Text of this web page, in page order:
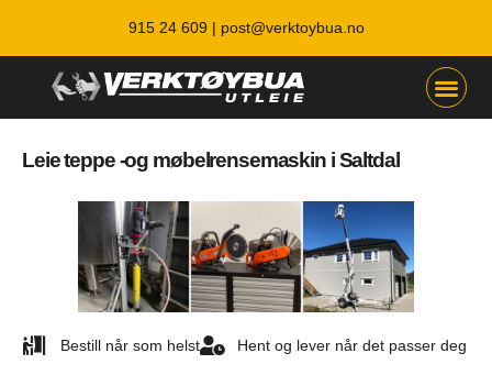
915 24 609 | post@verktoybua.no
Leie teppe -og møbelrensemaskin i Saltdal
Bestill når som helst Hent og lever når det passer deg